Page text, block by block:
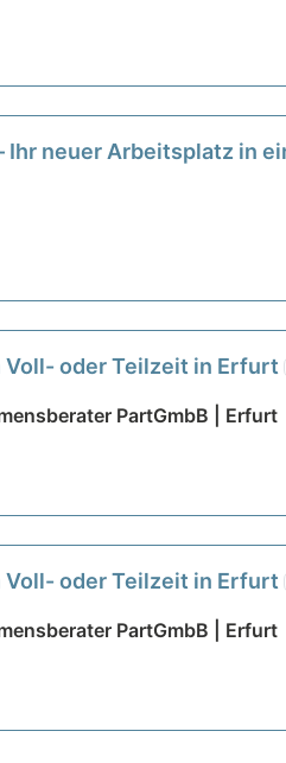
neuer Arbeitsplatz in
oder Teilzeit in Erfurt
PartGmbB | Erfurt
oder Teilzeit in Erfurt
PartGmbB | Erfurt